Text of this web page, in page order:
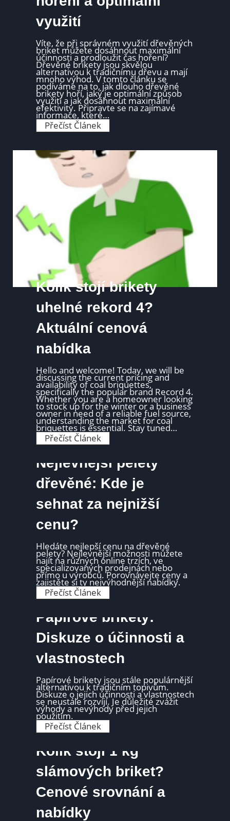
o
a
k
a
m
e
n
n
ý
c
h
p
r
o
j
n
h
?
využití
Víte, že při správném využití dřevěných
briket můžete dosáhnout maximální
účinnosti a prodloužit čas hoření?
Dřevěné brikety jsou skvělou
alternativou k tradičnímu dřevu a mají
mnoho výhod. V tomto článku se
podíváme na to, jak dlouho dřevěné
brikety hoří, jaký je optimální způsob
využití a jak dosáhnout maximální
efektivity. Připravte se na zajímavé
informace, které…
Přečíst ČlánekD
ř
ě
n
r
i
e
d
l
o
h
ř
í
D
o
ř
e
n
í
a
o
p
t
i
m
á
l
í
v
y
u
ž
t
Kolik stojí brikety
uhelné rekord 4?
Aktuální cenová
nabídka
Hello and welcome! Today, we will be
discussing the current pricing and
availability of coal briquettes,
specifically the popular brand Record 4.
Whether you are a homeowner looking
to stock up for the winter or a business
owner in need of a reliable fuel source,
understanding the market for coal
briquettes is essential. Stay tuned…
Přečíst ČlánekK
o
k
t
o
í
b
t
y
u
h
e
l
n
é
r
k
o
r
d
4
?
A
u
á
l
n
í
c
e
n
á
a
b
d
k
Nejlevnější pelety
dřevěné: Kde je
sehnat za nejnižší
cenu?
Hledáte nejlepší cenu na dřevěné
pelety? Nejlevnější možnosti můžete
najít na různých online trzích, ve
specializovaných prodejnách nebo
přímo u výrobců. Porovnávejte ceny a
zajistěte si ty nejvýhodnější nabídky.
Přečíst ČlánekN
e
e
n
ě
š
í
e
l
e
t
y
d
ř
e
v
n
é
K
d
e
e
Papírové brikety:
Diskuze o účinnosti a
vlastnostech
Papírové brikety jsou stále populárnější
alternativou k tradičním topivům.
Diskuze o jejich účinnosti a vlastnostech
se neustále rozvíjí. Je důležité zvážit
výhody a nevýhody před jejich
použitím.
Přečíst ČlánekP
a
r
v
é
r
i
Kolik stojí 1 kg
slámových briket?
Cenové srovnání a
nabídky